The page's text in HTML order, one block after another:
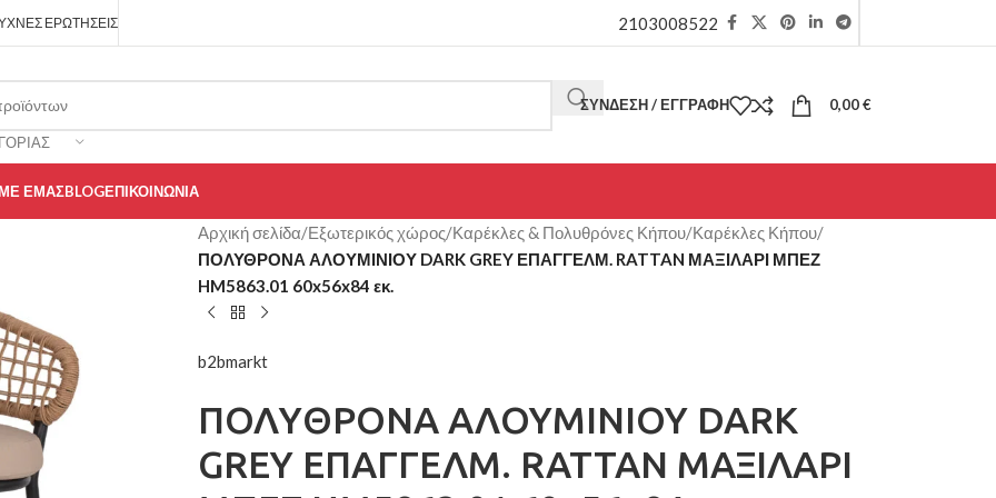
ΕΡΩΤΉΣΕΙΣ 2103008522
ΣΎΝΔΕΣΗ / ΕΓΓΡΑΦΉ 0,00€
ΕΜΆΣBLOGΕΠΙΚΟΙΝΩΝΊΑ
Αρχική σελίδα/Εξωτερικός χώρος/Καρέκλες & Πολυθρόνες Κήπου/Καρέκλες Κήπου/
ΠΟΛΥΘΡΟΝΑ ΑΛΟΥΜΙΝΙΟΥ DARK GREY ΕΠΑΓΓΕΛΜ. RATTAN ΜΑΞΙΛΑΡΙ ΜΠΕΖ
HM5863.01 60x56x84 εκ.
b2bmarkt
ΠΟΛΥΘΡΟΝΑ ΑΛΟΥΜΙΝΙΟΥ DARK
GREY ΕΠΑΓΓΕΛΜ. RATTAN ΜΑΞΙΛΑΡΙ